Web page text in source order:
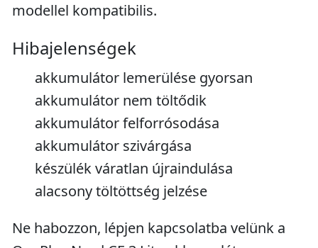
modellel kompatibilis.
Hibajelenségek
akkumulátor lemerülése gyorsan
akkumulátor nem töltődik
akkumulátor felforrósodása
akkumulátor szivárgása
készülék váratlan újraindulása
alacsony töltöttség jelzése
Ne habozzon, lépjen kapcsolatba velünk a